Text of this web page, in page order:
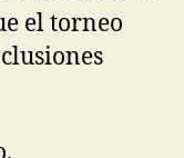
el torneo